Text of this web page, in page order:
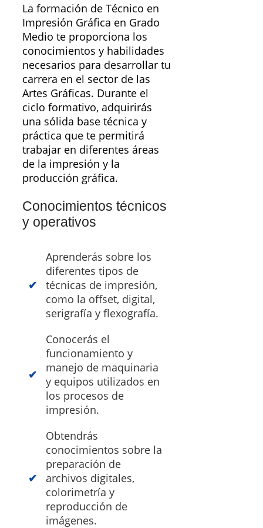
La formación de Técnico en
Impresión Gráfica en Grado
Medio te proporciona los
conocimientos y habilidades
necesarios para desarrollar tu
carrera en el sector de las
Artes Gráficas. Durante el
ciclo formativo, adquirirás
una sólida base técnica y
práctica que te permitirá
trabajar en diferentes áreas
de la impresión y la
producción gráfica.
Conocimientos técnicos
y operativos
Aprenderás sobre los
diferentes tipos de
técnicas de impresión,
como la offset, digital,
serigrafía y flexografía.
Conocerás el
funcionamiento y
manejo de maquinaria
y equipos utilizados en
los procesos de
impresión.
Obtendrás
conocimientos sobre la
preparación de
archivos digitales,
colorimetría y
reproducción de
imágenes.